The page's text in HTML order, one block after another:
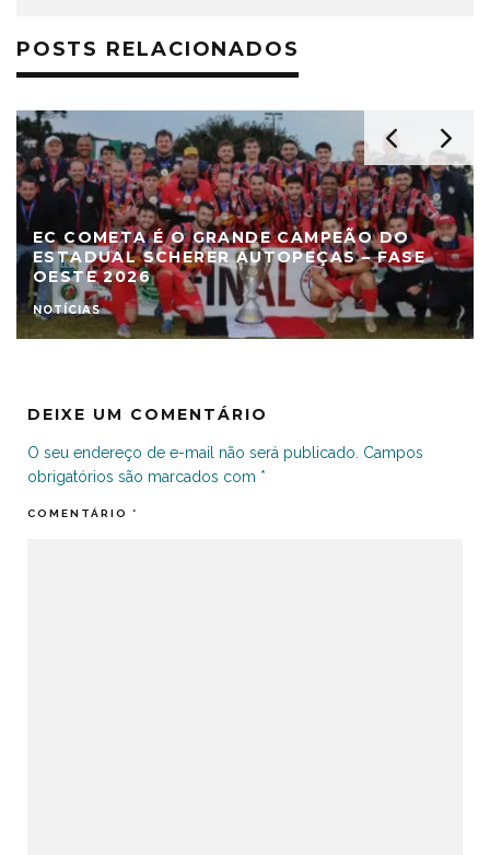
POSTS RELACIONADOS
EC COMETA É O GRANDE CAMPEÃO DO
ESTADUAL SCHERER AUTOPEÇAS – FASE
OESTE 2026
NOTÍCIAS
DEIXE UM COMENTÁRIO
O seu endereço de e-mail não será publicado. Campos
obrigatórios são marcados com *
COMENTÁRIO *